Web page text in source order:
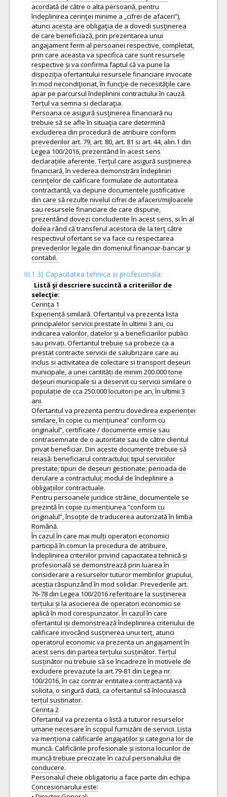
acordată de către o alta persoană, pentru
îndeplinirea cerinţei minime a „cifrei de afaceri”),
atunci acesta are obligaţia de a dovedi susţinerea
de care beneficiază, prin prezentarea unui
angajament ferm al persoanei respective, completat,
prin care aceasta va specifica care sunt resursele
respective și va confirma faptul că va pune la
dispoziţia ofertantului resursele financiare invocate
în mod necondiţionat, în funcţie de necesităţile care
apar pe parcursul îndeplinirii contractului în cauză.
Terțul va semna si declaraţia.
Persoana ce asigură susţinerea financiară nu
trebuie să se afle în situaţia care determină
excluderea din procedură de atribuire conform
prevederilor art. 79, art. 80, art. 81 si art. 44, alin.1 din
Legea 100/2016, prezentând în acest sens
declarațiile aferente. Terţul care asigură susţinerea
financiară, în vederea demonstrării îndepliniri
cerinţelor de calificare formulate de autoritatea
contractantă, va depune documentele justificative
din care să rezulte nivelul cifrei de afaceri/mijloacele
sau resursele financiare de care dispune,
prezentând dovezi concludente în acest sens, si în al
doilea rând că transferul acestora de la terţ către
respectivul ofertant se va face cu respectarea
prevederilor legale din domeniul financiar-bancar şi
III.1.3) Capacitatea tehnica si profesionala:
Listă şi descriere succintă a criteriilor de
Cerința 1
Experiență similară. Ofertantul va prezenta lista
principalelor servicii prestate în ultimii 3 ani, cu
indicarea valorilor, datelor și a beneficiarilor publici
sau privați. Ofertantul trebuie sa probeze ca a
prestat contracte servicii de salubrizare care au
inclus si activitatea de colectare si transport deșeuri
municipale, a unei cantități de minim 200.000 tone
deșeuri municipale si a deservit cu servicii similare o
populație de cca 250.000 locuitori pe an, în ultimii 3
ani.
Ofertantul va prezenta pentru dovedirea experienței
similare, în copie cu mențiunea” conform cu
originalul”, certificate / documente emise sau
contrasemnate de o autoritate sau de către clientul
privat beneficiar. Din aceste documente trebuie să
reiasă: beneficiarul contractului; tipul serviciilor
prestate; tipuri de deșeuri gestionate; perioada de
derulare a contractului; modul de îndeplinire a
obligațiilor contractuale.
Pentru persoanele juridice străine, documentele se
prezintă în copie cu mențiunea ”conform cu
originalul”, însoțite de traducerea autorizată în limba
Română.
În cazul în care mai mulți operatori economici
participă în comun la procedura de atribuire,
îndeplinirea criteriilor privind capacitatea tehnică și
profesională se demonstrează prin luarea în
considerare a resurselor tuturor membrilor grupului,
aceștia răspunzând în mod solidar. Prevederile art.
76-78 din Legea 100/2016 referitoare la susținerea
terțului și la asocierea de operatori economici se
aplică în mod corespunzator. În cazul în care
ofertantul iși demonstrează îndeplinirea criteriului de
calificare invocând susținerea unui terț, atunci
operatorul economic va prezenta un angajament în
acest sens din partea terțului susținător. Terțul
susținător nu trebuie să se încadreze în motivele de
excludere prevazute la art.79-81 din Legea nr.
100/2016, în caz contrar entitatea contractantă va
solicita, o singură dată, ca ofertantul să înlocuiască
terțul sustinator.
Cerinta 2
Ofertantul va prezenta o listă a tuturor resurselor
umane necesare în scopul furnizării de servicii. Lista
va menționa calificarile angajaților și categoria lor de
muncă. Calificările profesionale și istoria locurilor de
muncă trebuie precizate în cazul personalului de
conducere.
Personalul cheie obligatoriu a face parte din echipa
Concesionarului este: